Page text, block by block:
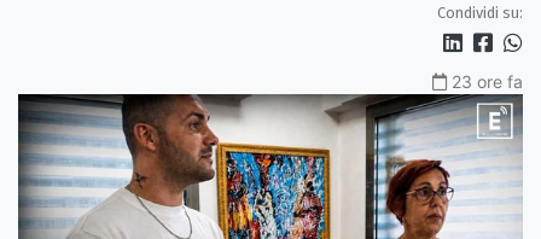
Condividi su:
23 ore fa